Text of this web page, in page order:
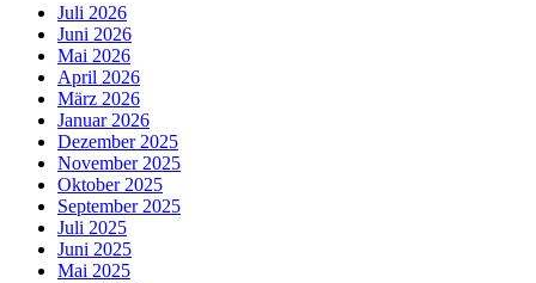
Juli 2026
Juni 2026
Mai 2026
April 2026
März 2026
Januar 2026
Dezember 2025
November 2025
Oktober 2025
September 2025
Juli 2025
Juni 2025
Mai 2025